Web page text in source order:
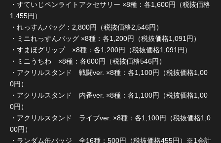
・すていじペンライトアクセサリー ×8種：各1,600円（税抜価格
1,455円）
・れっすんバッグ：2,800円（税抜価格2,546円）
・ミニれっすんバッグ ×8種：各1,200円（税抜価格1,091円）
・すまほグリップ ×8種：各1,200円（税抜価格1,091円）
・ミニうちわ ×8種：各600円（税抜価格546円）
・アクリルスタンド 戦闘ver. ×8種：各1,100円（税抜価格1,00
0円）
・アクリルスタンド 内番ver. ×8種：各1,100円（税抜価格1,00
0円）
・アクリルスタンド ライブver. ×8種：各1,100円（税抜価格1,0
00円）
・ランダム缶バッジ 全16種：500円（税抜価格455円）※1会計